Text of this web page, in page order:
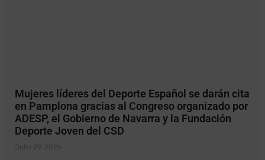
Mujeres líderes del Deporte Español se darán cita
en Pamplona gracias al Congreso organizado por
ADESP, el Gobierno de Navarra y la Fundación
Deporte Joven del CSD